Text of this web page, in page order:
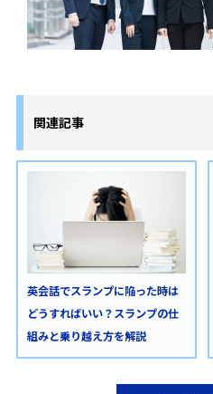
関連記事
英会話でスランプに陥った時は
どうすればいい？スランプの仕
組みと乗り越え方を解説